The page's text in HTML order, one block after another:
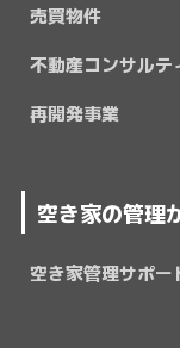
売買物件
不動産コンサルテ
再開発事業
空き家の管理
空き家管理サポー